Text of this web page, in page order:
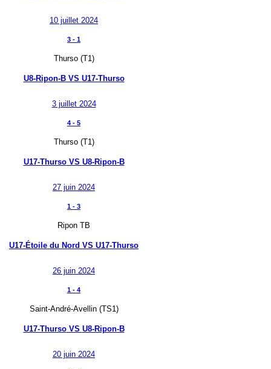
10 juillet 2024
3 - 1
Thurso (T1)
U8-Ripon-BVS U17-Thurso
3 juillet 2024
4 - 5
Thurso (T1)
U17-ThursoVS U8-Ripon-B
27 juin 2024
1 - 3
Ripon TB
U17-Étoile du Nord VS U17-Thurso
26 juin 2024
1 - 4
Saint-André-Avellin (TS1)
U17-ThursoVS U8-Ripon-B
20 juin 2024